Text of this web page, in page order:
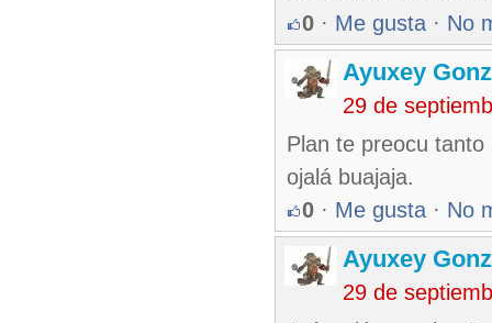
0 · Me gusta · No
Ayuxey
29 de
Plan te preocu
ojalá buajaja.
0 · Me gusta · No
Ayuxey
29 de